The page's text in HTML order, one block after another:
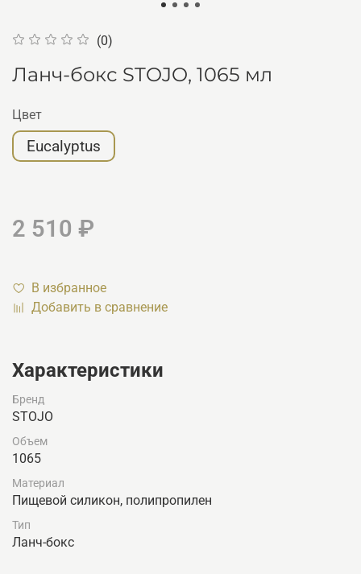
(0)
Ланч-бокс STOJO, 1065 мл
Цвет
Eucalyptus
2 510 ₽
В избранное
Добавить в сравнение
Характеристики
Бренд
STOJO
Объем
1065
Материал
Пищевой силикон, полипропилен
Тип
Ланч-бокс